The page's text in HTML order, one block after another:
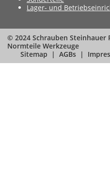
Lager- und
© 2024 Schrauben Steinhauer
Normteile Werkzeuge
Sitemap
AGBs